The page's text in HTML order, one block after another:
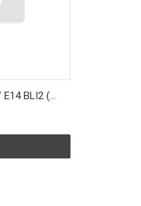
SUPER P SIL 25W 230V E14 BLI2 (шарик криптон опал d=45 l=80) - лампа цена за 2 лампы